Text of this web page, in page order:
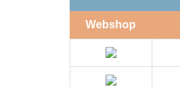
Webshop